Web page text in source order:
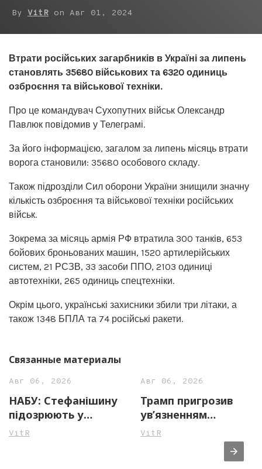
By VitR on Авг 01, 2024
Втрати російських загарбників в Україні за липень
становлять 35680 військових та 6320 одиниць
озброєння та військової техніки.
Про це командувач Сухопутних військ Олександр
Павлюк повідомив у Телеграмі.
За його інформацією, загалом за липень місяць втрати
ворога становили: 35680 особового складу.
Також підрозділи Сил оборони України знищили значну
кількість озброєння та військової техніки російських
військ.
Зокрема за місяць армія РФ втратила 300 танків, 653
бойових броньованих машин, 1520 артилерійських
систем, 21 РСЗВ, 33 засоби ППО, 2103 одиниці
автотехніки, 265 одиниць спецтехніки.
Окрім цього, українські захисники збили три літаки, а
також 1348 БПЛА та 74 російські ракети.
Связанные материалы
Авг 06, 2026
НАБУ: Стефанішину
підозрюють у
незаконному
VitR
Авг 06, 2026
Трамп пригрозив
ув’язненням
джерелам ЗМІ через
повідомлення про
нестачу боєприпасів
VitR